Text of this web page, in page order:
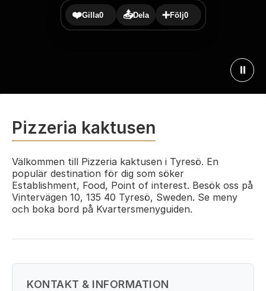
❤️Gilla0 📤Dela ➕Följ0
⏸
Pizzeria kaktusen
Välkommen till Pizzeria kaktusen i Tyresö. En
populär destination för dig som söker
Establishment, Food, Point of interest. Besök oss på
Vintervägen 10, 135 40 Tyresö, Sweden. Se meny
och boka bord på Kvartersmenyguiden.
KONTAKT & INFORMATION